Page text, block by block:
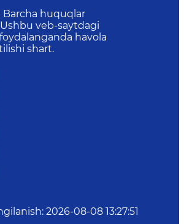
Barcha huquqlar
veb-saytdagi
havola
shart.
: 2026-08-08 13:27:51